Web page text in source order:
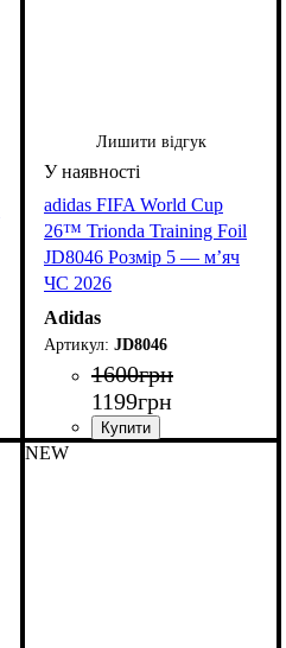
Лишити відгук
adidas FIFA World Cup
26™ Trionda Training Foil
JD8046 Розмір 5 — м’яч
ЧС 2026
Adidas
JD8046
1600грн
1199грн
NEW